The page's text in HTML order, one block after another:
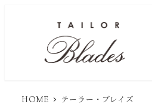
HOME テーラー・ブレイズ